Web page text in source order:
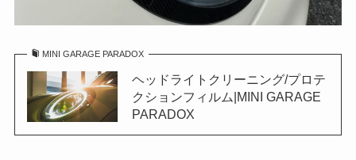
MINI GARAGE PARADOX
ヘッドライトクリーニング/プロテ
クションフィルム|MINI GARAGE
PARADOX